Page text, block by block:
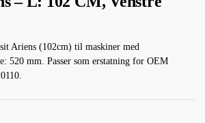
Ariens (102cm) til maskiner med
520 mm. Passer som erstatning for OEM